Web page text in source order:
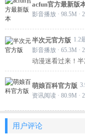
acfun官方最新版
影音播放 · 98.5M ·
半次元官方版 1.2
影音播放 · 65.3M ·
动漫迷看过来！
图猜漫小游戏秀
刷番、答题、画
快来体验吧！
萌娘百科官方版
资讯阅读 · 80.9M ·
用户评论